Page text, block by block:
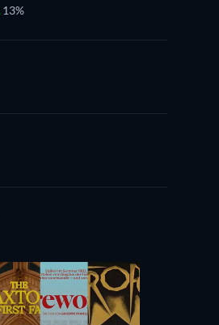
13%